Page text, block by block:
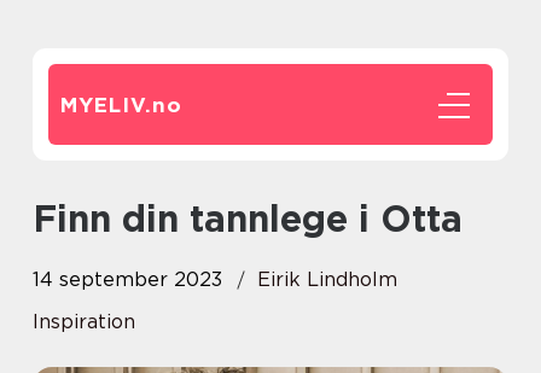
MYELIV.no
Finn din tannlege i Otta
14 september 2023
Eirik Lindholm
Inspiration